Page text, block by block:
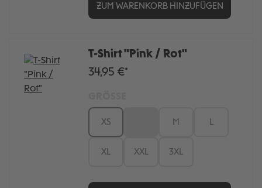
ZUM WARENKORB HINZUFÜGEN
T-Shirt "Pink / Rot"
34,95 €*
XS M
XL XXL 3XL